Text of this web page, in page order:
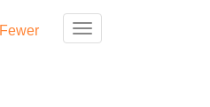
Toggle navigation
Fewer